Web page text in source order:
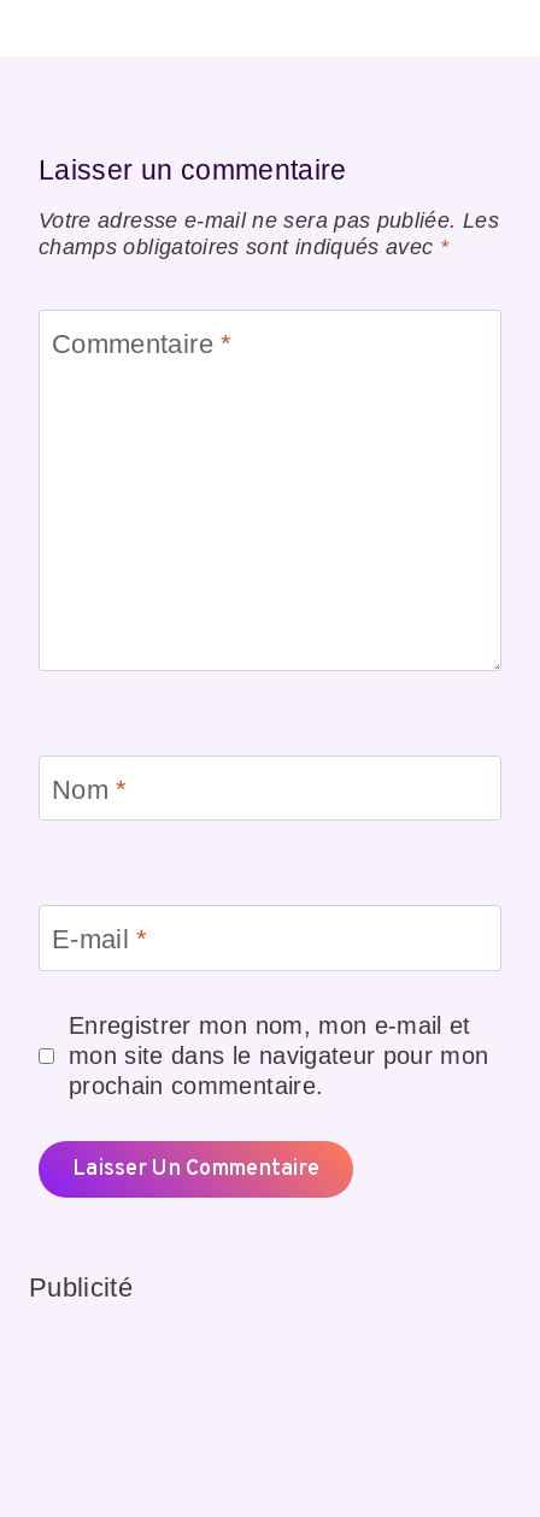
Laisser un commentaire
Votre adresse e-mail ne sera pas publiée. Les
champs obligatoires sont indiqués avec *
Commentaire*
Nom*
E-mail*
Enregistrer mon nom, mon e-mail et
mon site dans le navigateur pour mon
prochain commentaire.
Publicité